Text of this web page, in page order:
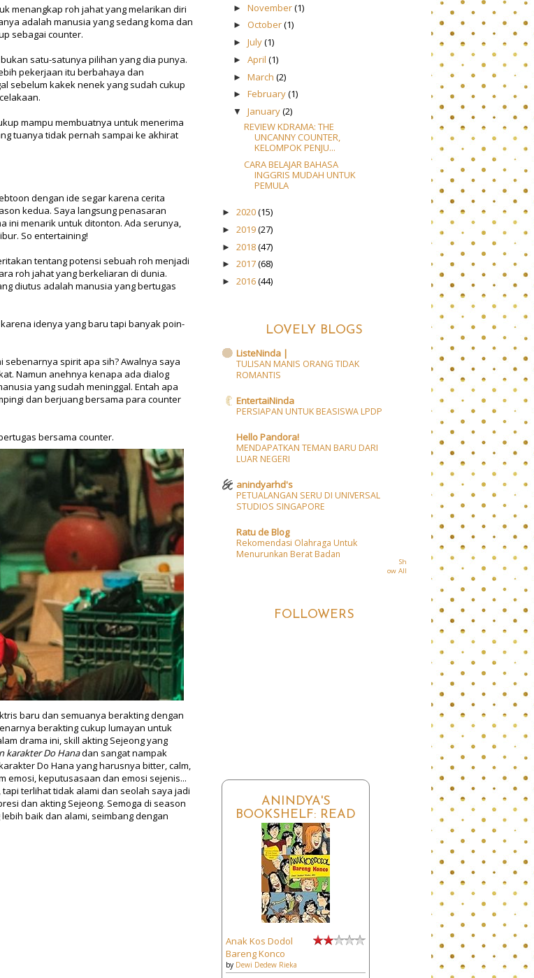
menangkap roh jahat yang melarikan diri
adalah manusia yang sedang koma dan
sebagai counter.
satu-satunya pilihan yang dia punya.
pekerjaan itu berbahaya dan
sebelum kakek nenek yang sudah cukup
mampu membuatnya untuk menerima
tuanya tidak pernah sampai ke akhirat
dengan ide segar karena cerita
kedua. Saya langsung penasaran
ini menarik untuk ditonton. Ada serunya,
So entertaining!
tentang potensi sebuah roh menjadi
roh jahat yang berkeliaran di dunia.
diutus adalah manusia yang bertugas
idenya yang baru tapi banyak poin-
spirit apa sih? Awalnya saya
Namun anehnya kenapa ada dialog
yang sudah meninggal. Entah apa
dan berjuang bersama para counter
bersama counter.
baru dan semuanya berakting dengan
berakting cukup lumayan untuk
drama ini, skill akting Sejeong yang
karakter Do Hanadan sangat nampak
Do Hana yang harusnya bitter, calm,
emosi, keputusasaan dan emosi sejenis...
terlihat tidak alami dan seolah saya jadi
dan akting Sejeong. Semoga di season
baik dan alami, seimbang dengan
► November(1)
► October(1)
► July(1)
► April (1)
► March (2)
► February(1)
▼ January(2)
REVIEW KDRAMA: THE
UNCANNY COUNTER,
KELOMPOK PENJU...
CARA BELAJAR BAHASA
INGGRIS MUDAH UNTUK
PEMULA
► 2020(15)
► 2019(27)
► 2018(47)
► 2017(68)
► 2016(44)
LOVELY BLOGS
ListeNinda |
TULISAN MANIS ORANG TIDAK
ROMANTIS
EntertaiNinda
PERSIAPAN UNTUK BEASISWA LPDP
Hello Pandora!
MENDAPATKAN TEMAN BARU DARI
LUAR NEGERI
anindyarhd's
PETUALANGAN SERU DI UNIVERSAL
STUDIOS SINGAPORE
Ratu de Blog
Rekomendasi Olahraga Untuk
Menurunkan Berat Badan
Sh
ow All
FOLLOWERS
ANINDYA'S
BOOKSHELF: READ
Anak Kos Dodol
Bareng Konco
by Dewi Dedew Rieka